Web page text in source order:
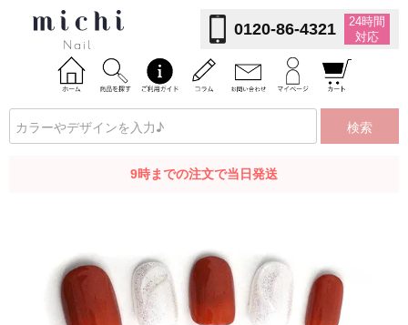
0120-86-4321
24時間
対応
検索
9時までの注文で当日発送